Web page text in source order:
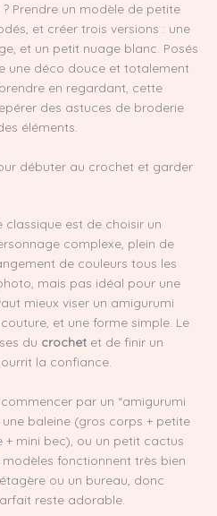
Prendre un modèle de petite
et créer trois versions : une
et un petit nuage blanc. Posés
une déco douce et totalement
en regardant, cette
des astuces de broderie
éléments.
débuter au crochet et garder
classique est de choisir un
complexe, plein de
de couleurs tous les
mais pas idéal pour une
mieux viser un amigurumi
et une forme simple. Le
du crochet et de finir un
la confiance.
par un “amigurumi
baleine (gros corps + petite
+ mini bec), ou un petit cactus
fonctionnent très bien
ou un bureau, donc
reste adorable.